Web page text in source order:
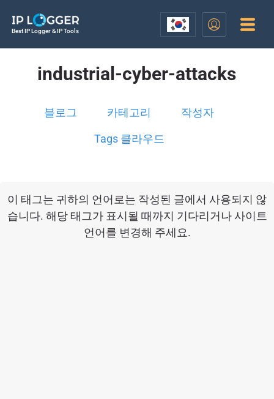
Best IP Logger & IP Tools
industrial-cyber-attacks
블로그 카테고리 작성자
Tags 클라우드